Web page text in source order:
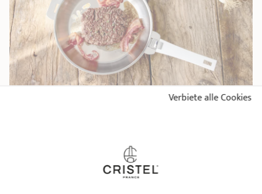
5 SCHRITTE ZUM GAREN VON FLEISCH IN EINER
Verbiete alle Cookies